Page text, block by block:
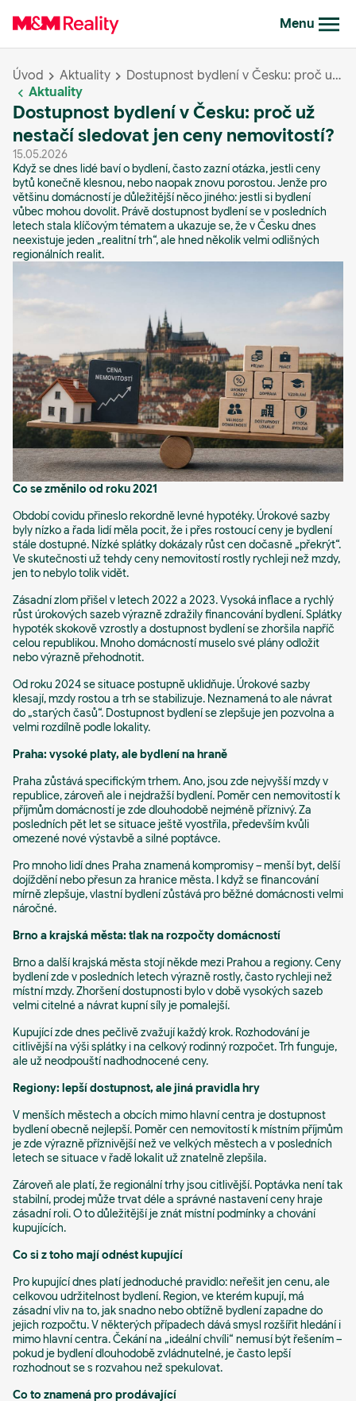
Menu
Úvod Aktuality
Dostupnost bydlení v Česku: proč už nestačí sledovat jen ceny nemovitostí?
Aktuality
Dostupnost bydlení v Česku: proč už
nestačí sledovat jen ceny nemovitostí?
15.05.2026
Když se dnes lidé baví o bydlení, často zazní otázka, jestli ceny
bytů konečně klesnou, nebo naopak znovu porostou. Jenže pro
většinu domácností je důležitější něco jiného: jestli si bydlení
vůbec mohou dovolit. Právě dostupnost bydlení se v posledních
letech stala klíčovým tématem a ukazuje se, že v Česku dnes
neexistuje jeden „realitní trh“, ale hned několik velmi odlišných
regionálních realit.
Co se změnilo od roku 2021
Období covidu přineslo rekordně levné hypotéky. Úrokové sazby
byly nízko a řada lidí měla pocit, že i přes rostoucí ceny je bydlení
stále dostupné. Nízké splátky dokázaly růst cen dočasně „překrýt“.
Ve skutečnosti už tehdy ceny nemovitostí rostly rychleji než mzdy,
jen to nebylo tolik vidět.
Zásadní zlom přišel v letech 2022 a 2023. Vysoká inflace a rychlý
růst úrokových sazeb výrazně zdražily financování bydlení. Splátky
hypoték skokově vzrostly a dostupnost bydlení se zhoršila napříč
celou republikou. Mnoho domácností muselo své plány odložit
nebo výrazně přehodnotit.
Od roku 2024 se situace postupně uklidňuje. Úrokové sazby
klesají, mzdy rostou a trh se stabilizuje. Neznamená to ale návrat
do „starých časů“. Dostupnost bydlení se zlepšuje jen pozvolna a
velmi rozdílně podle lokality.
Praha: vysoké platy, ale bydlení na hraně
Praha zůstává specifickým trhem. Ano, jsou zde nejvyšší mzdy v
republice, zároveň ale i nejdražší bydlení. Poměr cen nemovitostí k
příjmům domácností je zde dlouhodobě nejméně příznivý. Za
posledních pět let se situace ještě vyostřila, především kvůli
omezené nové výstavbě a silné poptávce.
Pro mnoho lidí dnes Praha znamená kompromisy – menší byt, delší
dojíždění nebo přesun za hranice města. I když se financování
mírně zlepšuje, vlastní bydlení zůstává pro běžné domácnosti velmi
náročné.
Brno a krajská města: tlak na rozpočty domácností
Brno a další krajská města stojí někde mezi Prahou a regiony. Ceny
bydlení zde v posledních letech výrazně rostly, často rychleji než
místní mzdy. Zhoršení dostupnosti bylo v době vysokých sazeb
velmi citelné a návrat kupní síly je pomalejší.
Kupující zde dnes pečlivě zvažují každý krok. Rozhodování je
citlivější na výši splátky i na celkový rodinný rozpočet. Trh funguje,
ale už neodpouští nadhodnocené ceny.
Regiony: lepší dostupnost, ale jiná pravidla hry
V menších městech a obcích mimo hlavní centra je dostupnost
bydlení obecně nejlepší. Poměr cen nemovitostí k místním příjmům
je zde výrazně příznivější než ve velkých městech a v posledních
letech se situace v řadě lokalit už znatelně zlepšila.
Zároveň ale platí, že regionální trhy jsou citlivější. Poptávka není tak
stabilní, prodej může trvat déle a správné nastavení ceny hraje
zásadní roli. O to důležitější je znát místní podmínky a chování
kupujících.
Co si z toho mají odnést kupující
Pro kupující dnes platí jednoduché pravidlo: neřešit jen cenu, ale
celkovou udržitelnost bydlení. Region, ve kterém kupují, má
zásadní vliv na to, jak snadno nebo obtížně bydlení zapadne do
jejich rozpočtu. V některých případech dává smysl rozšířit hledání i
mimo hlavní centra. Čekání na „ideální chvíli“ nemusí být řešením –
pokud je bydlení dlouhodobě zvládnutelné, je často lepší
rozhodnout se s rozvahou než spekulovat.
Co to znamená pro prodávající